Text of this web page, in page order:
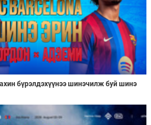
бүрэлдэхүүнээ шинэчилж буй шинэ